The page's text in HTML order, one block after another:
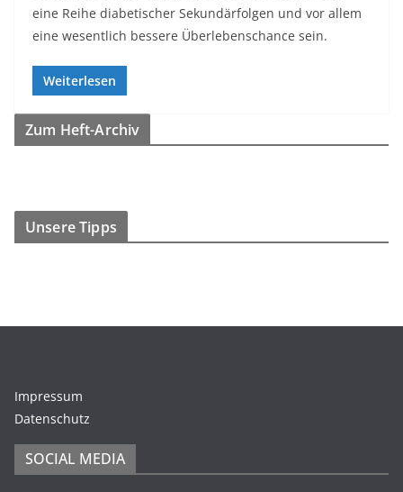
eine Reihe diabetischer Sekundärfolgen und vor allem
eine wesentlich bessere Überlebenschance sein.
Weiterlesen
Zum Heft-Archiv
Unsere Tipps
Impressum
Datenschutz
SOCIAL MEDIA